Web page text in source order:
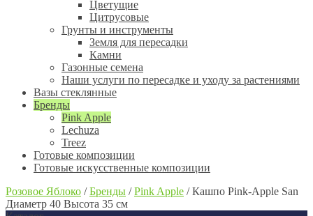
Цветущие
Цитрусовые
Грунты и инструменты
Земля для пересадки
Камни
Газонные семена
Наши услуги по пересадке и уходу за растениями
Вазы стеклянные
Бренды
Pink Apple
Lechuza
Treez
Готовые композиции
Готовые искусственные композиции
Розовое Яблоко /Бренды /Pink Apple /Кашпо Pink-Apple San
Диаметр 40 Высота 35 см